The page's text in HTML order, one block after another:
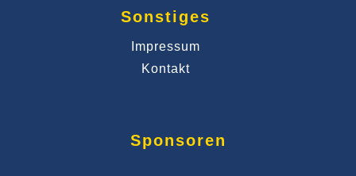
Sonstiges
Impressum
Kontakt
Sponsoren